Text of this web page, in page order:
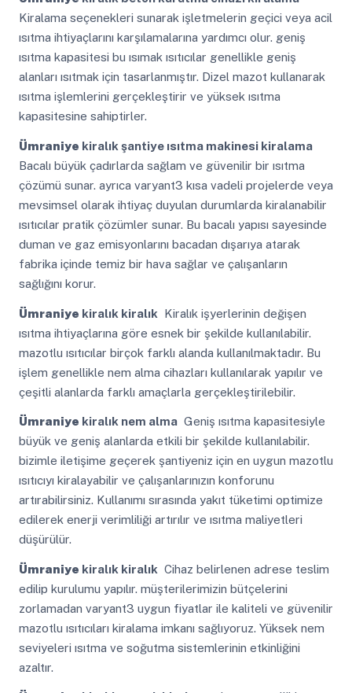
Kiralama seçenekleri sunarak işletmelerin geçici veya acil
ısıtma ihtiyaçlarını karşılamalarına yardımcı olur. geniş
ısıtma kapasitesi bu ısımak ısıtıcılar genellikle geniş
alanları ısıtmak için tasarlanmıştır. Dizel mazot kullanarak
ısıtma işlemlerini gerçekleştirir ve yüksek ısıtma
kapasitesine sahiptirler.
Ümraniye kiralık şantiye ısıtma makinesi kiralama
Bacalı büyük çadırlarda sağlam ve güvenilir bir ısıtma
çözümü sunar. ayrıca varyant3 kısa vadeli projelerde veya
mevsimsel olarak ihtiyaç duyulan durumlarda kiralanabilir
ısıtıcılar pratik çözümler sunar. Bu bacalı yapısı sayesinde
duman ve gaz emisyonlarını bacadan dışarıya atarak
fabrika içinde temiz bir hava sağlar ve çalışanların
sağlığını korur.
Ümraniye kiralık kiralık Kiralık işyerlerinin değişen
ısıtma ihtiyaçlarına göre esnek bir şekilde kullanılabilir.
mazotlu ısıtıcılar birçok farklı alanda kullanılmaktadır. Bu
işlem genellikle nem alma cihazları kullanılarak yapılır ve
çeşitli alanlarda farklı amaçlarla gerçekleştirilebilir.
Ümraniye kiralık nem almaGeniş ısıtma kapasitesiyle
büyük ve geniş alanlarda etkili bir şekilde kullanılabilir.
bizimle iletişime geçerek şantiyeniz için en uygun mazotlu
ısıtıcıyı kiralayabilir ve çalışanlarınızın konforunu
artırabilirsiniz. Kullanımı sırasında yakıt tüketimi optimize
edilerek enerji verimliliği artırılır ve ısıtma maliyetleri
düşürülür.
Ümraniye kiralık kiralık Cihaz belirlenen adrese teslim
edilip kurulumu yapılır. müşterilerimizin bütçelerini
zorlamadan varyant3 uygun fiyatlar ile kaliteli ve güvenilir
mazotlu ısıtıcıları kiralama imkanı sağlıyoruz. Yüksek nem
seviyeleri ısıtma ve soğutma sistemlerinin etkinliğini
azaltır.